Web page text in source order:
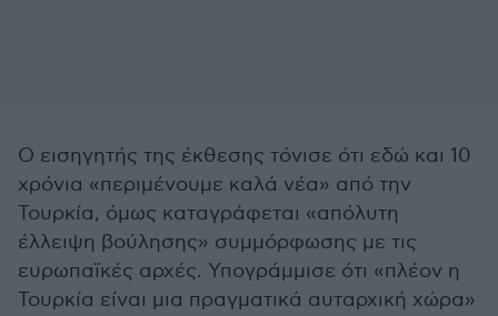
Ο εισηγητής της έκθεσης τόνισε ότι εδώ και 10
χρόνια «περιμένουμε καλά νέα» από την
Τουρκία, όμως καταγράφεται «απόλυτη
έλλειψη βούλησης» συμμόρφωσης με τις
ευρωπαϊκές αρχές. Υπογράμμισε ότι «πλέον η
Τουρκία είναι μια πραγματικά αυταρχική χώρα»